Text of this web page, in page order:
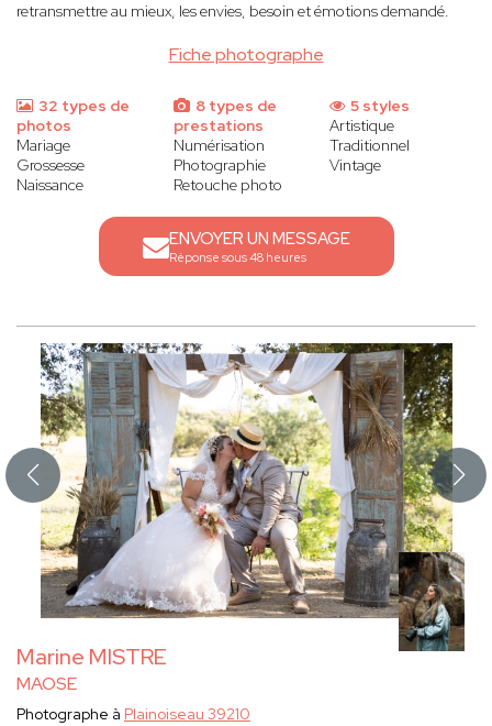
Fiche photographe
retransmettre au mieux, les envies, besoin et émotions demandé.
32 types de
photos
Mariage
Grossesse
Naissance
8 types de
prestations
Numérisation
Photographie
Retouche photo
5 styles
Artistique
Traditionnel
Vintage
ENVOYER UN MESSAGE
Réponse sous 48 heures
Marine MISTRE
MAOSE
Photographe à Plainoiseau 39210